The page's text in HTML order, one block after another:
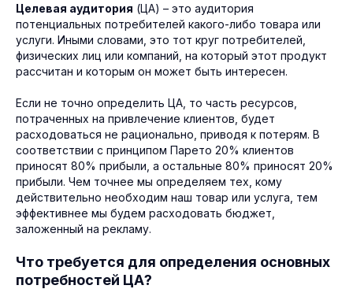
Целевая аудитория (ЦА) – это аудитория
потенциальных потребителей какого-либо товара или
услуги. Иными словами, это тот круг потребителей,
физических лиц или компаний, на который этот продукт
рассчитан и которым он может быть интересен.
Если не точно определить ЦА, то часть ресурсов,
потраченных на привлечение клиентов, будет
расходоваться не рационально, приводя к потерям. В
соответствии с принципом Парето 20% клиентов
приносят 80% прибыли, а остальные 80% приносят 20%
прибыли. Чем точнее мы определяем тех, кому
действительно необходим наш товар или услуга, тем
эффективнее мы будем расходовать бюджет,
заложенный на рекламу.
Что требуется для определения основных
потребностей ЦА?